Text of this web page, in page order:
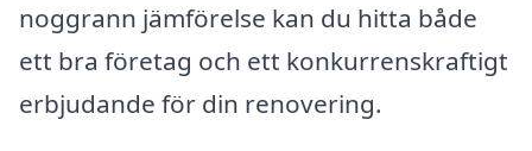
noggrann jämförelse kan du hitta både
ett bra företag och ett konkurrenskraftigt
erbjudande för din renovering.